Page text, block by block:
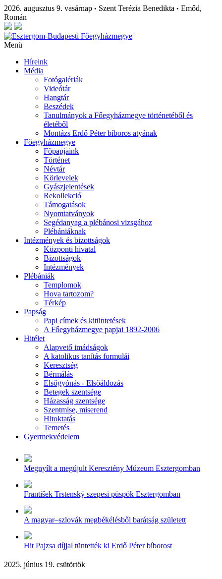
2026. augusztus 9. vasárnap • Szent Terézia Benedikta • Emőd,
Román
Menü
Híreink
Média
Fotógalériák
Videótár
Hangtár
Beszédek
Tanulmányok a Főegyházmegye történetéből és
életéből
Montázs Erdő Péter bíboros atyának
Főegyházmegye
Főpapjaink
Történet
Névtár
Körlevelek
Gyászjelentések
Rekollekció
Támogatások
Nyomtatványok
Segédanyag a plébánosi vizsgához
Plébániáknak
Intézmények és bizottságok
Központi hivatal
Bizottságok
Intézmények
Plébániák
Templomok
Hova tartozom?
Térkép
Papság
Papi címek és kitüntetések
A Főegyházmegye papjai 1892-2006
Hitélet
Alapvető imádságok
A katolikus tanítás formulái
Keresztség
Bérmálás
Elsőgyónás - Elsőáldozás
Betegek szentsége
Házasság szentsége
Szentmise, miserend
Hitoktatás
Temetés
Gyermekvédelem
Megnyílt a megújult Keresztény Múzeum Esztergomban
František Trstenský szepesi püspök Esztergomban
A magyar–szlovák megbékélésből barátság született
Hit Pajzsa díjjal tüntették ki Erdő Péter bíborost
2025. június 19. csütörtök